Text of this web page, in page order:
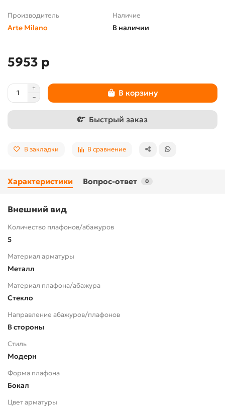
Производитель
Arte Milano
Наличие
В наличии
5953 р
В корзину
Быстрый заказ
В закладки В сравнение
Характеристики Вопрос-ответ 0
Внешний вид
Количество плафонов/абажуров
5
Материал арматуры
Металл
Материал плафона/абажура
Стекло
Направление абажуров/плафонов
В стороны
Стиль
Модерн
Форма плафона
Бокал
Цвет арматуры